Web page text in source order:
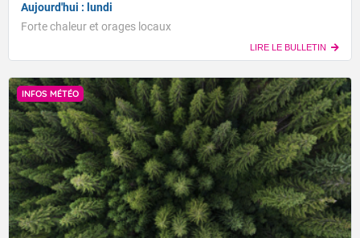
Aujourd'hui : lundi
Forte chaleur et orages locaux
LIRE LE BULLETIN
INFOS MÉTÉO